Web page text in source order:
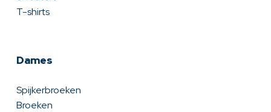
T-shirts
Dames
Spijkerbroeken
Broeken